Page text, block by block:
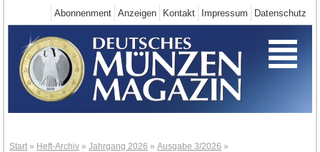
Datenschutz
Impressum
Kontakt
Anzeigen
Abonnenment
Deutschland-Neuheiten
Neuheiten 2025
Neuheiten 2024
Neuheiten 2022
Start » Heft-Archiv »Jahrgang 2026 »Ausgabe 3/2026 »